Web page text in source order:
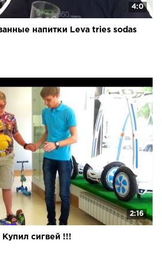
4:0
напитки Leva tries sodas
2:16
сигвей !!!